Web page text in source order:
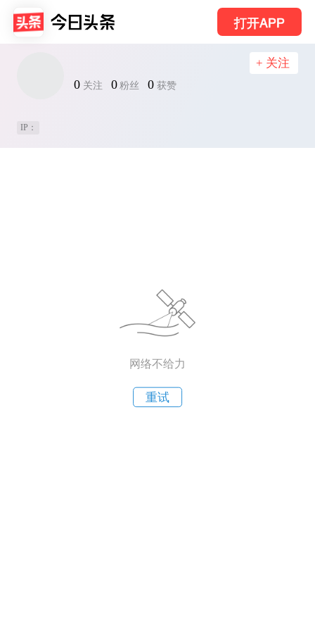
打开APP
0 关注 0 粉丝 0 获赞
+ 关注
IP：
网络不给力
重试